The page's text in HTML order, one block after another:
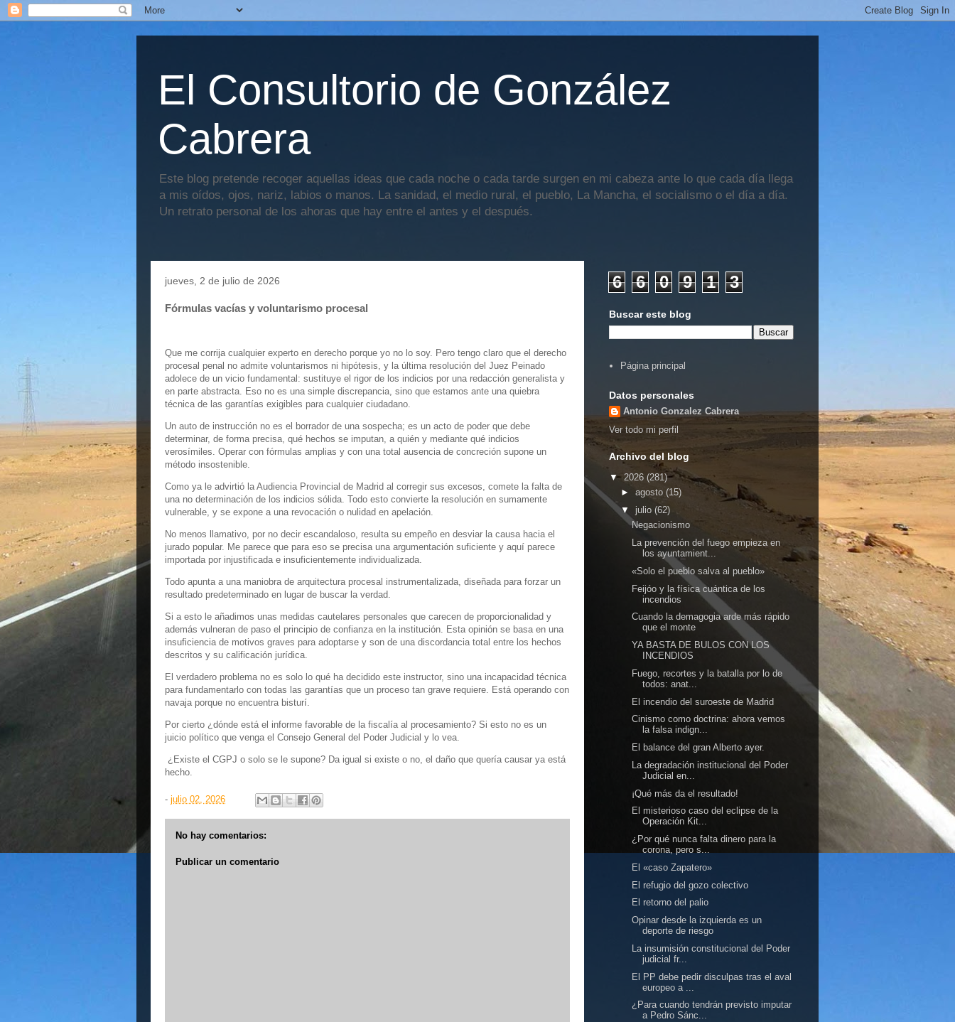
El Consultorio de González
Cabrera
Este blog pretende recoger aquellas ideas que cada noche o cada tarde surgen en mi cabeza ante lo que cada día llega
a mis oídos, ojos, nariz, labios o manos. La sanidad, el medio rural, el pueblo, La Mancha, el socialismo o el día a día.
Un retrato personal de los ahoras que hay entre el antes y el después.
jueves, 2 de julio de 2026
Fórmulas vacías y voluntarismo procesal
Que me corrija cualquier experto en derecho porque yo no lo soy. Pero tengo claro que el derecho
procesal penal no admite voluntarismos ni hipótesis, y la última resolución del Juez Peinado
adolece de un vicio fundamental: sustituye el rigor de los indicios por una redacción generalista y
en parte abstracta. Eso no es una simple discrepancia, sino que estamos ante una quiebra
técnica de las garantías exigibles para cualquier ciudadano.
Un auto de instrucción no es el borrador de una sospecha; es un acto de poder que debe
determinar, de forma precisa, qué hechos se imputan, a quién y mediante qué indicios
verosímiles. Operar con fórmulas amplias y con una total ausencia de concreción supone un
método insostenible.
Como ya le advirtió la Audiencia Provincial de Madrid al corregir sus excesos, comete la falta de
una no determinación de los indicios sólida. Todo esto convierte la resolución en sumamente
vulnerable, y se expone a una revocación o nulidad en apelación.
No menos llamativo, por no decir escandaloso, resulta su empeño en desviar la causa hacia el
jurado popular. Me parece que para eso se precisa una argumentación suficiente y aquí parece
importada por injustificada e insuficientemente individualizada.
Todo apunta a una maniobra de arquitectura procesal instrumentalizada, diseñada para forzar un
resultado predeterminado en lugar de buscar la verdad.
Si a esto le añadimos unas medidas cautelares personales que carecen de proporcionalidad y
además vulneran de paso el principio de confianza en la institución. Esta opinión se basa en una
insuficiencia de motivos graves para adoptarse y son de una discordancia total entre los hechos
descritos y su calificación jurídica.
El verdadero problema no es solo lo qué ha decidido este instructor, sino una incapacidad técnica
para fundamentarlo con todas las garantías que un proceso tan grave requiere. Está operando con
navaja porque no encuentra bisturí.
Por cierto ¿dónde está el informe favorable de la fiscalía al procesamiento? Si esto no es un
juicio político que venga el Consejo General del Poder Judicial y lo vea.
¿Existe el CGPJ o solo se le supone? Da igual si existe o no, el daño que quería causar ya está
hecho.
- julio 02, 2026
No hay comentarios:
Publicar un comentario
6 6 0 9 1 3
Buscar este blog
Página principal
Datos personales
Antonio Gonzalez Cabrera
Ver todo mi perfil
Archivo del blog
▼ 2026 (281)
► agosto (15)
▼ julio (62)
Negacionismo
La prevención del fuego empieza en
los ayuntamient...
«Solo el pueblo salva al pueblo»
Feijóo y la física cuántica de los
incendios
Cuando la demagogia arde más rápido
que el monte
YA BASTA DE BULOS CON LOS
INCENDIOS
Fuego, recortes y la batalla por lo de
todos: anat...
El incendio del suroeste de Madrid
Cinismo como doctrina: ahora vemos
la falsa indign...
El balance del gran Alberto ayer.
La degradación institucional del Poder
Judicial en...
¡Qué más da el resultado!
El misterioso caso del eclipse de la
Operación Kit...
¿Por qué nunca falta dinero para la
corona, pero s...
El «caso Zapatero»
El refugio del gozo colectivo
El retorno del palio
Opinar desde la izquierda es un
deporte de riesgo
La insumisión constitucional del Poder
judicial fr...
El PP debe pedir disculpas tras el aval
europeo a ...
¿Para cuando tendrán previsto imputar
a Pedro Sánc...